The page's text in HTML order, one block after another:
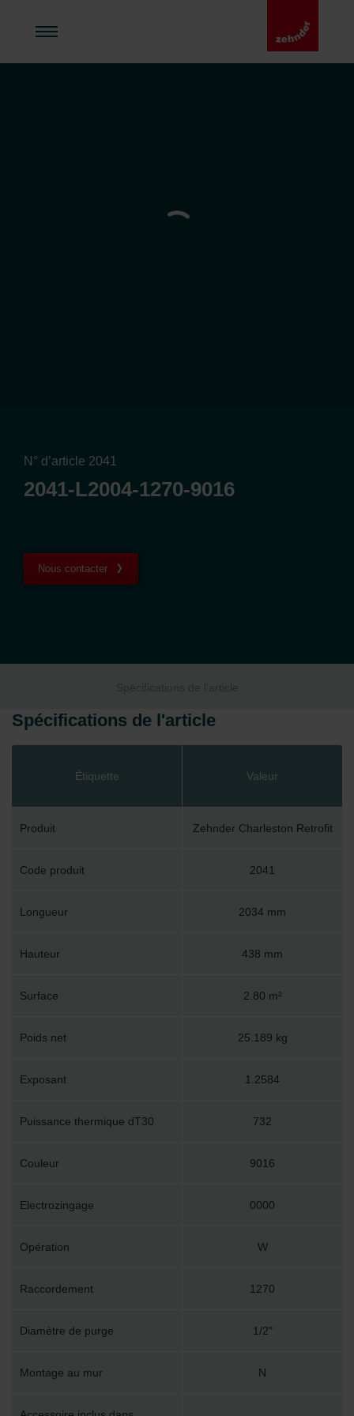
N° d’article 2041
2041-L2004-1270-9016
Nous contacter
Spécifications de l'article
Spécifications de l'article
Étiquette Valeur
Produit Zehnder Charleston Retrofit
Code produit 2041
Longueur 2034 mm
Hauteur 438 mm
Surface 2.80 m²
Poids net 25.189 kg
Exposant 1.2584
Puissance thermique dT30 732
Couleur 9016
Electrozingage 0000
Opération W
Raccordement 1270
Diamètre de purge 1/2"
Montage au mur N